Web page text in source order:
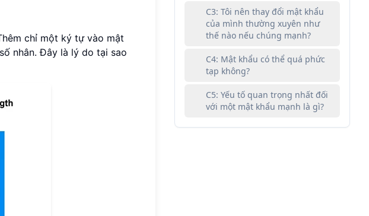
chỉ một ký tự vào mật
nhân. Đây là lý do tại sao
C3: Tôi nên thay đổi mật khẩu
của mình thường xuyên như
thế nào nếu chúng mạnh?
C4: Mật khẩu có thể quá phức
tạp không?
C5: Yếu tố quan trọng nhất đối
với một mật khẩu mạnh là gì?